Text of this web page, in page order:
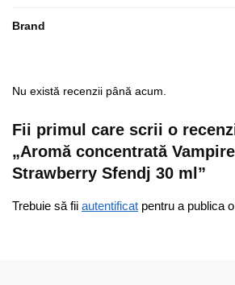
Brand
Nu există recenzii până acum.
Fii primul care scrii o
„Aromă concentrată
Strawberry Sfendj 30 ml”
Trebuie să fii autentificat pentru a publica